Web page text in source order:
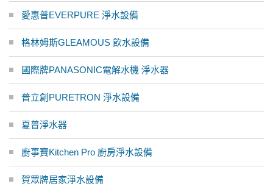
愛惠普EVERPURE 淨水設備
格林姆斯GLEAMOUS 飲水設備
國際牌PANASONIC電解水機 淨水器
普立創PURETRON 淨水設備
夏普淨水器
廚事寶Kitchen Pro 廚房淨水設備
賀眾牌居家淨水設備